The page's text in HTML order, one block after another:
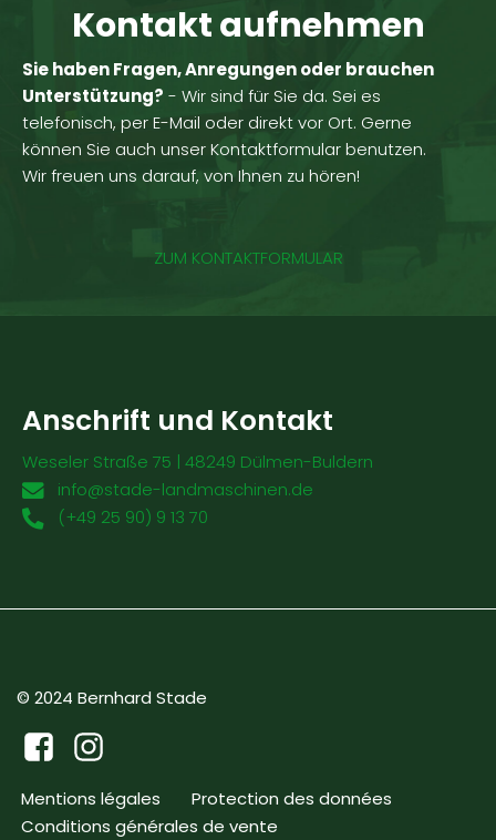
Kontakt aufnehmen
Sie haben Fragen, Anregungen oder brauchen
Unterstützung? - Wir sind für Sie da. Sei es
telefonisch, per E-Mail oder direkt vor Ort. Gerne
können Sie auch unser Kontaktformular benutzen.
Wir freuen uns darauf, von Ihnen zu hören!
ZUM KONTAKTFORMULAR
Anschrift und Kontakt
Weseler Straße 75 | 48249 Dülmen-Buldern
info@stade-landmaschinen.de
(+49 25 90) 9 13 70
© 2024 Bernhard Stade
Mentions légales
Protection des données
Conditions générales de vente